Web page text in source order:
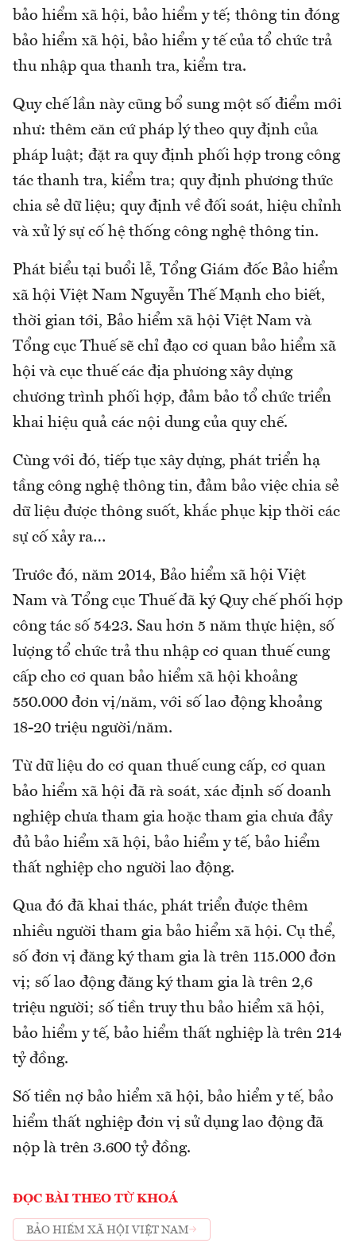
bảo hiểm xã hội, bảo hiểm y tế; thông tin đóng
bảo hiểm xã hội, bảo hiểm y tế của tổ chức trả
thu nhập qua thanh tra, kiểm tra.
Quy chế lần này cũng bổ sung một số điểm mới
như: thêm căn cứ pháp lý theo quy định của
pháp luật; đặt ra quy định phối hợp trong công
tác thanh tra, kiểm tra; quy định phương thức
chia sẻ dữ liệu; quy định về đối soát, hiệu chỉnh
và xử lý sự cố hệ thống công nghệ thông tin.
Phát biểu tại buổi lễ, Tổng Giám đốc Bảo hiểm
xã hội Việt Nam Nguyễn Thế Mạnh cho biết,
thời gian tới, Bảo hiểm xã hội Việt Nam và
Tổng cục Thuế sẽ chỉ đạo cơ quan bảo hiểm xã
hội và cục thuế các địa phương xây dựng
chương trình phối hợp, đảm bảo tổ chức triển
khai hiệu quả các nội dung của quy chế.
Cùng với đó, tiếp tục xây dựng, phát triển hạ
tầng công nghệ thông tin, đảm bảo việc chia sẻ
dữ liệu được thông suốt, khắc phục kịp thời các
sự cố xảy ra…
Trước đó, năm 2014, Bảo hiểm xã hội Việt
Nam và Tổng cục Thuế đã ký Quy chế phối hợp
công tác số 5423. Sau hơn 5 năm thực hiện, số
lượng tổ chức trả thu nhập cơ quan thuế cung
cấp cho cơ quan bảo hiểm xã hội khoảng
550.000 đơn vị/năm, với số lao động khoảng
18-20 triệu người/năm.
Từ dữ liệu do cơ quan thuế cung cấp, cơ quan
bảo hiểm xã hội đã rà soát, xác định số doanh
nghiệp chưa tham gia hoặc tham gia chưa đầy
đủ bảo hiểm xã hội, bảo hiểm y tế, bảo hiểm
thất nghiệp cho người lao động.
Qua đó đã khai thác, phát triển được thêm
nhiều người tham gia bảo hiểm xã hội. Cụ thể,
số đơn vị đăng ký tham gia là trên 115.000 đơn
vị; số lao động đăng ký tham gia là trên 2,6
triệu người; số tiền truy thu bảo hiểm xã hội,
bảo hiểm y tế, bảo hiểm thất nghiệp là trên 214
tỷ đồng.
Số tiền nợ bảo hiểm xã hội, bảo hiểm y tế, bảo
hiểm thất nghiệp đơn vị sử dụng lao động đã
nộp là trên 3.600 tỷ đồng.
ĐỌC BÀI THEO TỪ KHOÁ
BẢO HIỂM XÃ HỘI VIỆT NAM